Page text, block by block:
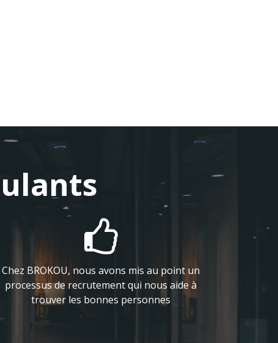

Chez BROKOU, nous avons mis au point un
processus de recrutement qui nous aide à
trouver les bonnes personnes